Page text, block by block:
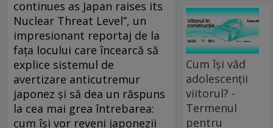
continues as Japan raises its
Nuclear Threat Level”, un
impresionant reportaj de la
faţa locului care încearcă să
explice sistemul de
avertizare anticutremur
japonez şi să dea un răspuns
la cea mai grea întrebarea:
cum îşi vor reveni japonezii
Cum își văd
adolescenții
viitorul? -
Termenul
pentru